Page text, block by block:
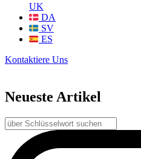
UK
DA
SV
ES
Kontaktiere Uns
Neueste Artikel